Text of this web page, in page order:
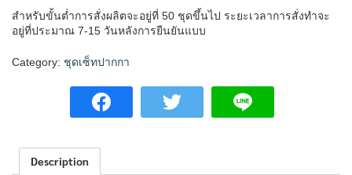
สำหรับขั้นต่ำการสั่งผลิตจะอยู่ที่ 50 ชุดขึ้นไป ระยะเวลาการสั่งทำจะ
อยู่ที่ประมาณ 7-15 วันหลังการยืนยันแบบ
Category: ชุดเซ็ทปากกา
Description